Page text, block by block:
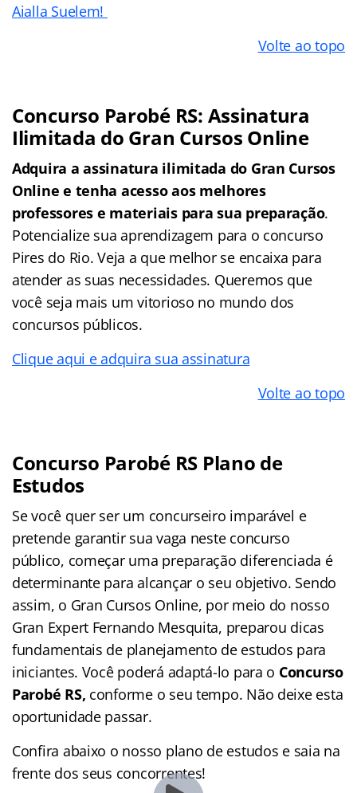
Aialla Suelem!
Volte ao topo
Concurso Parobé RS: Assinatura
Ilimitada do Gran Cursos Online
Adquira a assinatura ilimitada do Gran Cursos
Online e tenha acesso aos melhores
professores e materiais para sua preparação.
Potencialize sua aprendizagem para o concurso
Pires do Rio. Veja a que melhor se encaixa para
atender as suas necessidades. Queremos que
você seja mais um vitorioso no mundo dos
concursos públicos.
Clique aqui e adquira sua assinatura
Volte ao topo
Concurso Parobé RS Plano de
Estudos
Se você quer ser um concurseiro imparável e
pretende garantir sua vaga neste concurso
público, começar uma preparação diferenciada é
determinante para alcançar o seu objetivo. Sendo
assim, o Gran Cursos Online, por meio do nosso
Gran Expert Fernando Mesquita, preparou dicas
fundamentais de planejamento de estudos para
iniciantes. Você poderá adaptá-lo para o Concurso
Parobé RS, conforme o seu tempo. Não deixe esta
oportunidade passar.
Confira abaixo o nosso plano de estudos e saia na
frente dos seus concorrentes!